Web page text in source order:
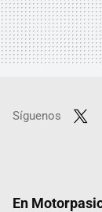
Síguenos
En